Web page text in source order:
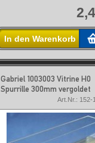
In den Warenkorb
Gabriel 1003003 Vitrine H0
Spurrille 300mm vergoldet
Art.Nr.: 152-